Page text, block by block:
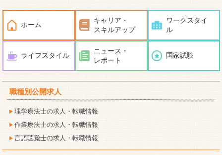
ホーム
キャリア・
スキルアップ
ワークスタイ
ル
ライフスタイル
ニュース・
レポート
国家試験
職種別公開求人
理学療法士の求人・転職情報
作業療法士の求人・転職情報
言語聴覚士の求人・転職情報